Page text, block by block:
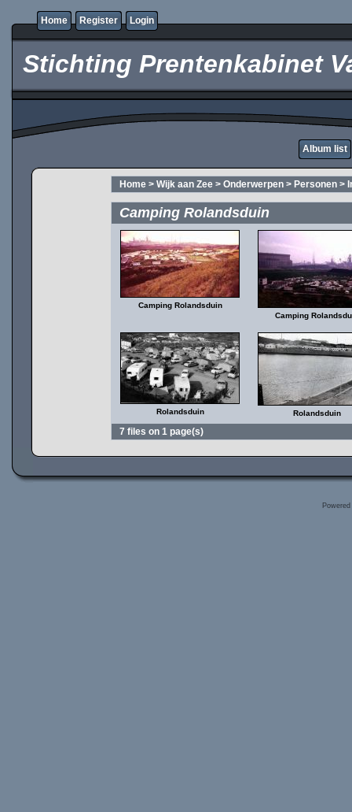
Home Register Login
Stichting Prentenkabinet
Album list
Home > Wijk aan Zee > Onderwerpen > Personen >
Camping Rolandsduin
Camping Rolandsduin
Camping
Rolandsduin Rolandsduin
7 files on 1 page(s)